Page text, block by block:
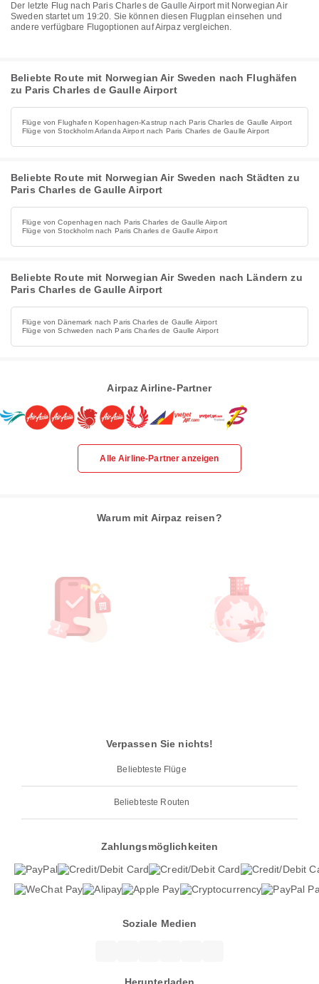
Der letzte Flug nach Paris Charles de Gaulle Airport mit Norwegian Air
Sweden startet um 19:20. Sie können diesen Flugplan einsehen und
andere verfügbare Flugoptionen auf Airpaz vergleichen.
Beliebte Route mit Norwegian Air Sweden nach Flughäfen
zu Paris Charles de Gaulle Airport
Flüge von Flughafen Kopenhagen-Kastrup nach Paris Charles de Gaulle Airport
Flüge von Stockholm Arlanda Airport nach Paris Charles de Gaulle Airport
Beliebte Route mit Norwegian Air Sweden nach Städten zu
Paris Charles de Gaulle Airport
Flüge von Copenhagen nach Paris Charles de Gaulle Airport
Flüge von Stockholm nach Paris Charles de Gaulle Airport
Beliebte Route mit Norwegian Air Sweden nach Ländern zu
Paris Charles de Gaulle Airport
Flüge von Dänemark nach Paris Charles de Gaulle Airport
Flüge von Schweden nach Paris Charles de Gaulle Airport
Airpaz Airline-Partner
Alle Airline-Partner anzeigen
Warum mit Airpaz reisen?
Verpassen Sie nichts!
Beliebteste Flüge
Beliebteste Routen
Zahlungsmöglichkeiten
Soziale Medien